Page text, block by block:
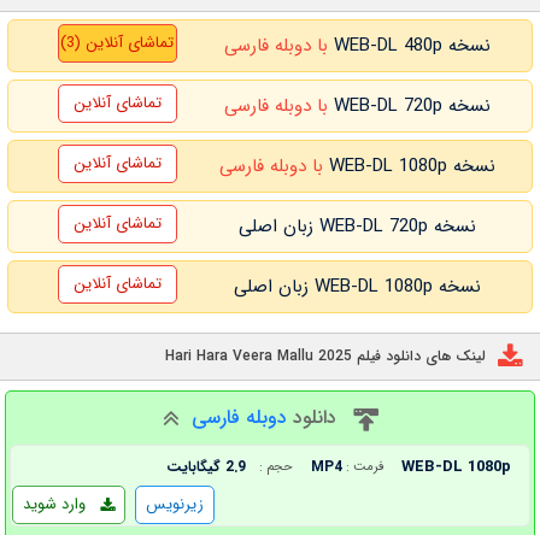
نسخه WEB-DL 480p با دوبله فارسی تماشای آنلاین (3)
نسخه WEB-DL 720p با دوبله فارسی تماشای آنلاین
نسخه WEB-DL 1080p با دوبله فارسی تماشای آنلاین
نسخه WEB-DL 720p زبان اصلی تماشای آنلاین
نسخه WEB-DL 1080p زبان اصلی تماشای آنلاین
لینک های دانلود فیلم Hari Hara Veera Mallu 2025
دانلود دوبله فارسی
WEB-DL 1080p فرمت : MP4 حجم : 2.9 گیگابایت
وارد شوید زیرنویس